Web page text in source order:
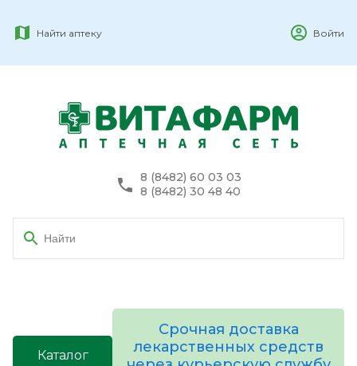
Найти аптеку Войти
8 (8482) 60 03 03
8 (8482) 30 48 40
Каталог
Срочная доставка
лекарственных средств